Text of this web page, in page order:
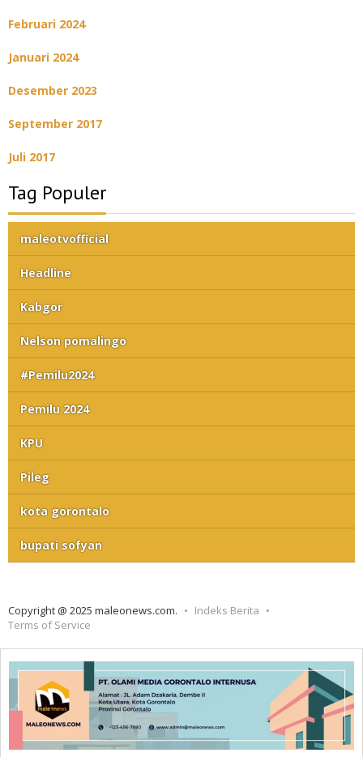
Februari 2024
Januari 2024
Desember 2023
September 2017
Juli 2017
Tag Populer
maleotvofficial
Headline
Kabgor
Nelson pomalingo
#Pemilu2024
Pemilu 2024
KPU
Pileg
kota gorontalo
bupati sofyan
Copyright @ 2025 maleonews.com.
Indeks Berita
Terms of Service